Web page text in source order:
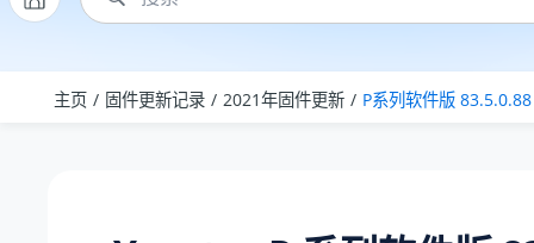
主页 固件更新记录 2021年固件更新 P系列软件版 83.5.0.88